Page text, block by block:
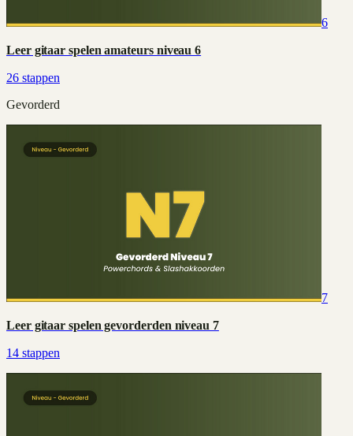
6
Leer gitaar spelen amateurs niveau 6
26 stappen
Gevorderd
7
Leer gitaar spelen gevorderden niveau 7
14 stappen